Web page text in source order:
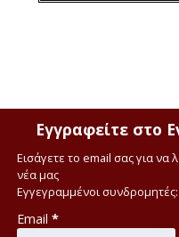
Εγγραφείτε στο
Εισάγετε το email σας για
νέα μας
Εγγεγραμμένοι
Email *